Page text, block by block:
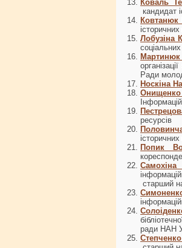
Коваль
кандидат
історичних
Лобузіна
Ради
Носкіна
ресурсів
Попик
старший
ради НАН